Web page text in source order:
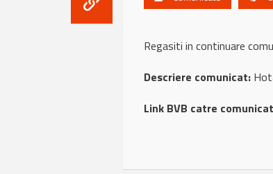
Regasiti in continuare
Descriere comunicat:
Link BVB catre